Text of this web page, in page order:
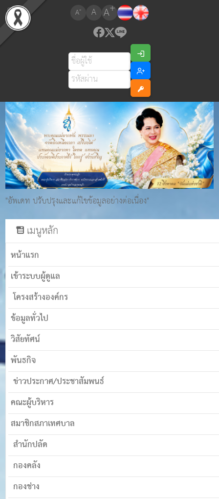
A- A A+
"อัพเดท ปรับปรุงและแก้ไขข้อมูลอย่างต่อเนื่อง"
เมนูหลัก
หน้าแรก
เข้าระบบผู้ดูแล
โครงสร้างองค์กร
ข้อมูลทั่วไป
วิสัยทัศน์
พันธกิจ
ข่าวประกาศ/ประชาสัมพนธ์
คณะผู้บริหาร
สมาชิกสภาเทศบาล
สำนักปลัด
กองคลัง
กองช่าง